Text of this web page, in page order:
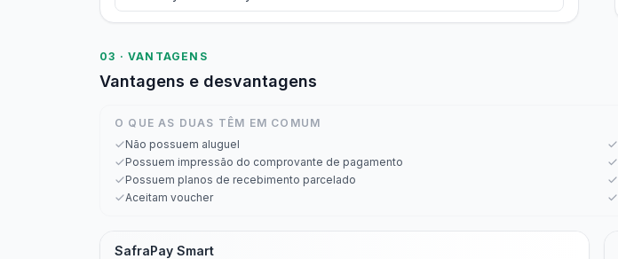
03 · VANTAGENS
Vantagens e desvantagens
O QUE AS DUAS TÊM EM COMUM
Não possuem aluguel
Possuem impressão do comprovante de pagamento
Possuem planos de recebimento parcelado
Aceitam voucher
SafraPay Smart